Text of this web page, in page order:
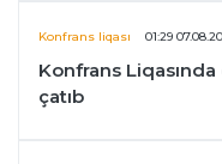
Konfrans liqası 01:29
Konfrans
çatıb